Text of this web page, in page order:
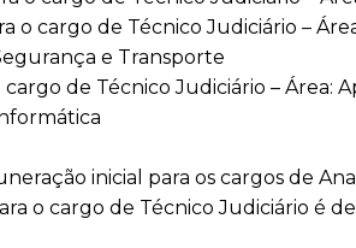
o cargo de Técnico Judiciário –
e Transporte
cargo de Técnico Judiciário – Área:
inicial para os cargos de
o cargo de Técnico Judiciário é de